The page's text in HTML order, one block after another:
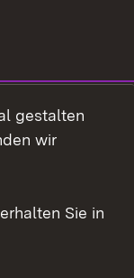
gestalten
wir
Sie in